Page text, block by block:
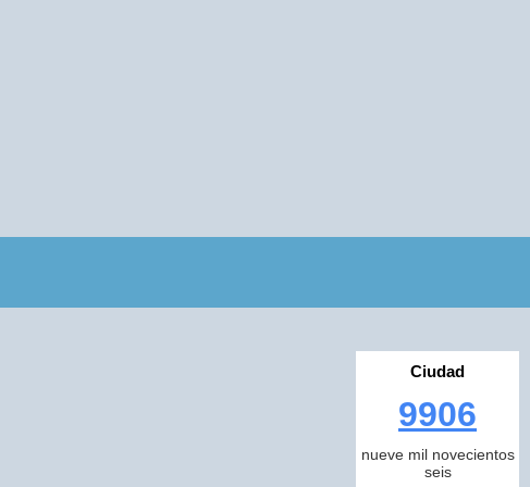
Ciudad
9906
nueve mil novecientos
seis